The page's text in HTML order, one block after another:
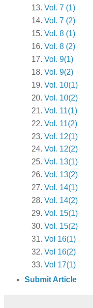
Vol. 7 (1)
Vol. 7 (2)
Vol. 8 (1)
Vol. 8 (2)
Vol. 9(1)
Vol. 9(2)
Vol. 10(1)
Vol. 10(2)
Vol. 11(1)
Vol. 11(2)
Vol. 12(1)
Vol. 12(2)
Vol. 13(1)
Vol. 13(2)
Vol. 14(1)
Vol. 14(2)
Vol. 15(1)
Vol. 15(2)
Vol 16(1)
Vol 16(2)
Vol 17(1)
Submit Article